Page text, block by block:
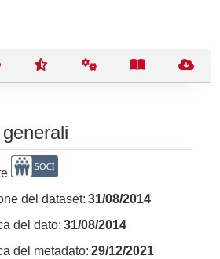
del dataset: 31/08/2014
del dato: 31/08/2014
del metadato: 29/12/2021